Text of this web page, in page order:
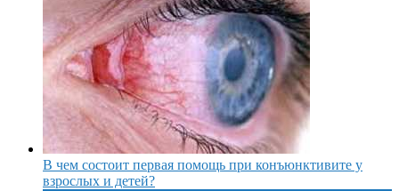
В чем состоит первая помощь при конъюнктивите у
взрослых и детей?